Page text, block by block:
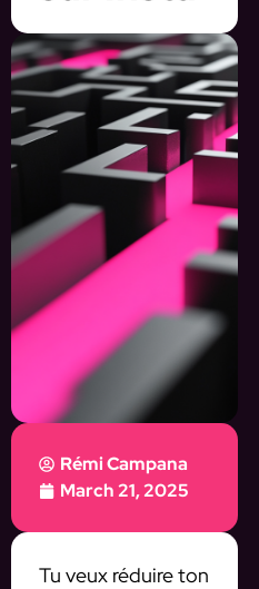
Rémi Campana
March 21, 2025
Tu veux réduire ton